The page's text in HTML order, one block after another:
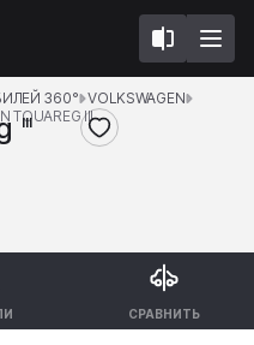
СРАВНИТЬ
360° VOLKSWAGEN
TOUAREG III
III